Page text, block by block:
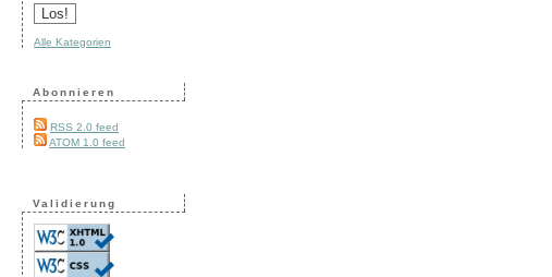
Alle Kategorien
Abonnieren
RSS 2.0 feed
ATOM 1.0 feed
Validierung